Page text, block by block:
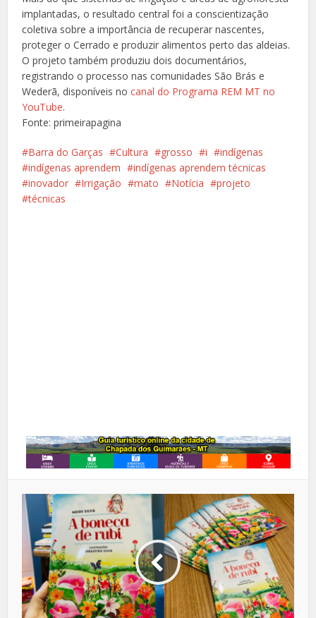
implantadas, o resultado central foi a conscientização
coletiva sobre a importância de recuperar nascentes,
proteger o Cerrado e produzir alimentos perto das aldeias.
O projeto também produziu dois documentários,
registrando o processo nas comunidades São Brás e
Wederã, disponíveis nocanal do Programa REM MT no
YouTube.
Fonte: primeirapagina
Barra do Garças Cultura grosso i
indígenas
indígenas aprendem
indígenas aprendem técnicas
inovador
Irrigação mato Notícia
projeto
técnicas